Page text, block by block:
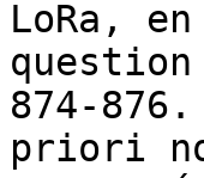
LoRa,
question
874-
priori